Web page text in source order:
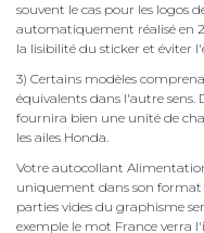
souvent le cas pour les logos
automatiquement réalisé en
la lisibilité du sticker et éviter
3) Certains modèles
équivalents dans l'autre sens.
fournira bien une unité de
les ailes Honda.
Votre autocollant
uniquement dans son format
parties vides du graphisme
exemple le mot France verra